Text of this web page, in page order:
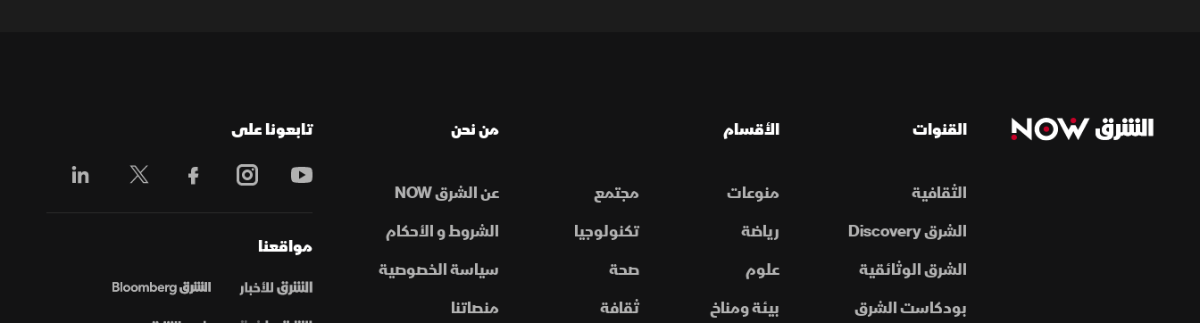
القنوات
الثقافية
الشرق Discovery
الشرق الوثائقية
بودكاست الشرق
الأقسام
منوعات
مجتمع
رياضة
تكنولوجيا
علوم
صحة
بيئة ومناخ
ثقافة
من نحن
عن الشرق NOW
الشروط و الأحكام
سياسة الخصوصية
منصاتنا
تابعونا على
مواقعنا